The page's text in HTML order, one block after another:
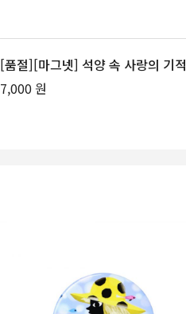
[품절][마그넷] 석양 속 사랑의 기적
7,000 원